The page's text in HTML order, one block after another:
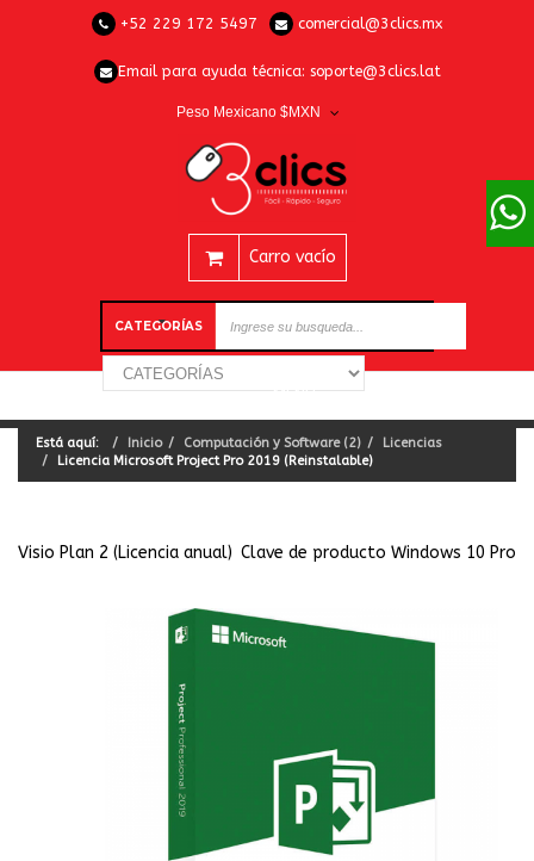
+52 229 172 5497 comercial@3clics.mx
Email para ayuda técnica: soporte@3clics.lat
Peso Mexicano $MXN
Carro vacío
CATEGORÍAS
Está aquí: Inicio Computación y Software (2)
Licencias
Licencia Microsoft Project Pro 2019 (Reinstalable)
Visio Plan 2 (Licencia anual) Clave de producto Windows 10 Pro